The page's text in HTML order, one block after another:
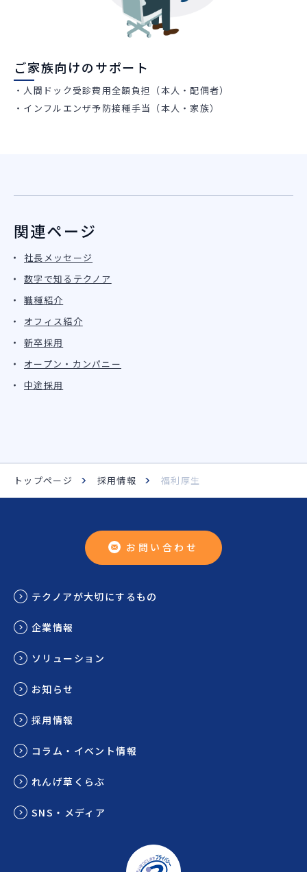
ご家族向けのサポート
・人間ドック受診費用全額負担（本人・配偶者）
・インフルエンザ予防接種手当（本人・家族）
関連ページ
社長メッセージ
数字で知るテクノア
職種紹介
オフィス紹介
新卒採用
オープン・カンパニー
中途採用
トップページ 採用情報 福利厚生
お問い合わせ
テクノアが大切にするもの
企業情報
ソリューション
お知らせ
採用情報
コラム・イベント情報
れんげ草くらぶ
SNS・メディア